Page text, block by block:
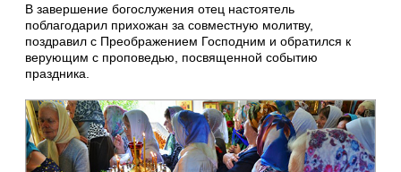
В завершение богослужения отец настоятель
поблагодарил прихожан за совместную молитву,
поздравил с Преображением Господним и обратился к
верующим с проповедью, посвященной событию
праздника.